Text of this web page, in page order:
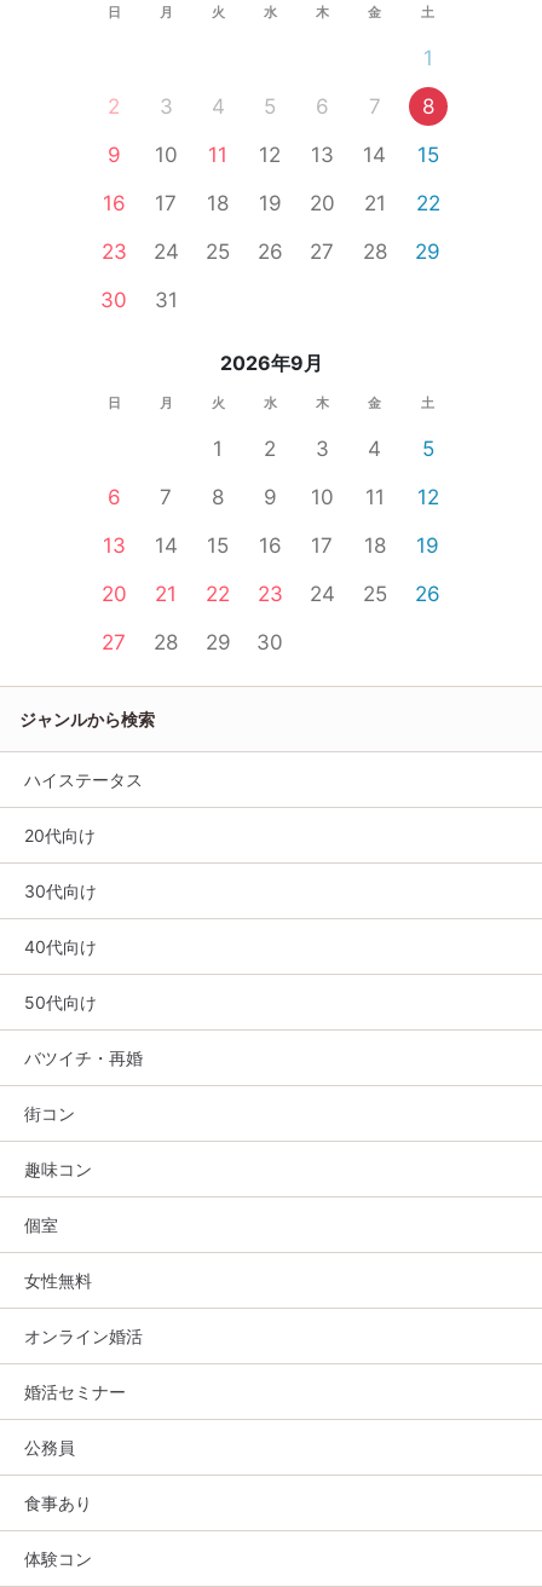
日 月 火 水 木 金 土
1
2
3 4 5 6 7
8
9
10 11 12 13 14
15
16
17 18 19 20 21
22
23
24 25 26 27 28
29
30
31
2026年9月
日 月 火 水 木 金 土
1 2 3 4
5
6
7 8 9 10 11
12
13
14 15 16 17 18
19
20
21 22 23 24 25
26
27
28 29 30
ジャンルから検索
ハイステータス
20代向け
30代向け
40代向け
50代向け
バツイチ・再婚
街コン
趣味コン
個室
女性無料
オンライン婚活
婚活セミナー
公務員
食事あり
体験コン